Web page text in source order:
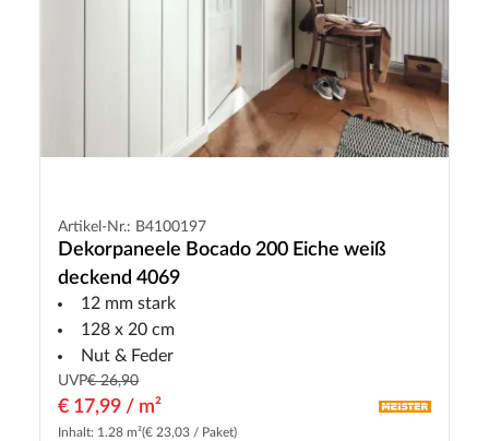
Artikel-Nr.: B4100197
Dekorpaneele Bocado 200 Eiche weiß
deckend 4069
12 mm stark
128 x 20 cm
Nut & Feder
UVP€ 26,90
€ 17,99 / m²
Inhalt: 1.28 m²(€ 23,03 / Paket)